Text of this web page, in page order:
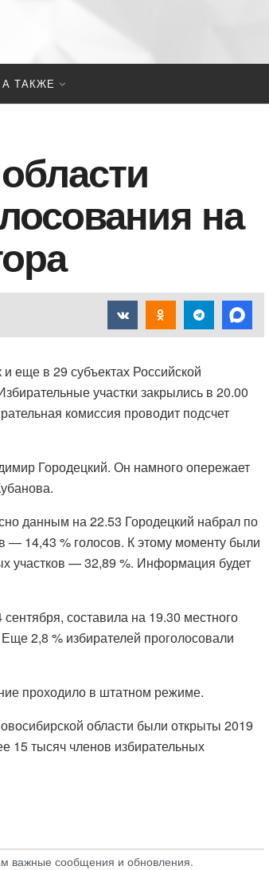
А ТАКЖЕ
на
еще в 29 субъектах Российской
участки закрылись в 20.00
комиссия проводит подсчет
Городецкий. Он намного опережает
данным на 22.53 Городецкий набрал по
— 14,43 % голосов. К этому моменту были
участков — 32,89 %. Информация будет
составила на 19.30 местного
2,8 % избирателей проголосовали
проходило в штатном режиме.
области были открыты 2019
15 тысяч членов избирательных
важные сообщения и обновления.